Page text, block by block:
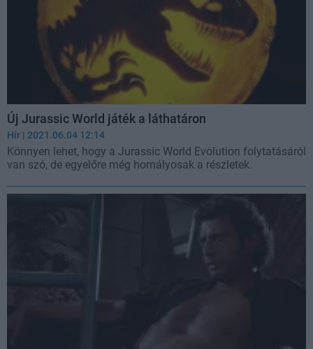
Új Jurassic World játék a láthatáron
Hír | 2021.06.04 12:14
Könnyen lehet, hogy a Jurassic World Evolution folytatásáról
van szó, de egyelőre még homályosak a részletek.